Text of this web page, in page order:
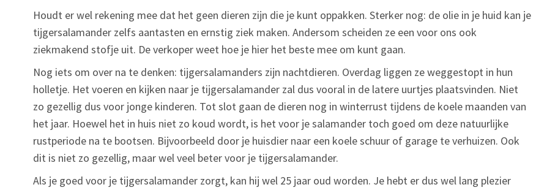
Houdt er wel rekening mee dat het geen dieren zijn die je kunt oppakken. Sterker nog: de olie in je huid kan je
tijgersalamander zelfs aantasten en ernstig ziek maken. Andersom scheiden ze een voor ons ook
ziekmakend stofje uit. De verkoper weet hoe je hier het beste mee om kunt gaan.
Nog iets om over na te denken: tijgersalamanders zijn nachtdieren. Overdag liggen ze weggestopt in hun
holletje. Het voeren en kijken naar je tijgersalamander zal dus vooral in de latere uurtjes plaatsvinden. Niet
zo gezellig dus voor jonge kinderen. Tot slot gaan de dieren nog in winterrust tijdens de koele maanden van
het jaar. Hoewel het in huis niet zo koud wordt, is het voor je salamander toch goed om deze natuurlijke
rustperiode na te bootsen. Bijvoorbeeld door je huisdier naar een koele schuur of garage te verhuizen. Ook
dit is niet zo gezellig, maar wel veel beter voor je tijgersalamander.
Als je goed voor je tijgersalamander zorgt, kan hij wel 25 jaar oud worden. Je hebt er dus wel lang plezier